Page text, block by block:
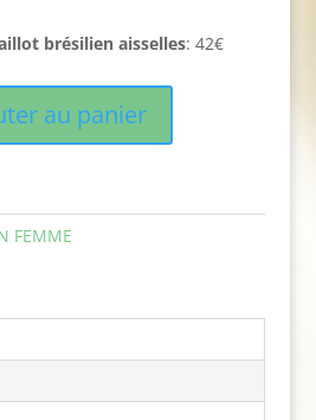
brésilien aisselles: 42€
au panier
FEMME